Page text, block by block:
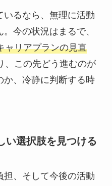
いるなら、無理に活動
今の状況はまるで、
ャリアプランの見直
、この先どう進むのが
か、冷静に判断する時
い選択肢を見つける
、そして今後の活動